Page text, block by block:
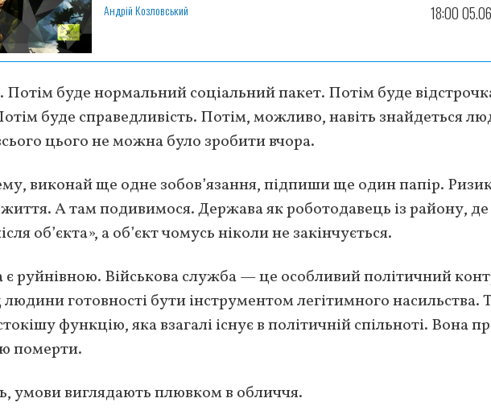
Андрій Козловський 18:00
буде нормальний соціальний пакет. Потім буде
буде справедливість. Потім, можливо, навіть знайдеться
цього не можна було зробити вчора.
виконай ще одне зобов’язання, підпиши ще один папір.
А там подивимося. Держава як роботодавець із району, де
об’єкта», а об’єкт чомусь ніколи не закінчується.
є руйнівною. Військова служба — це особливий політичний
готовності бути інструментом легітимного насильства.
функцію, яка взагалі існує в політичній спільноті. Вона
померти.
умови виглядають плювком в обличчя.